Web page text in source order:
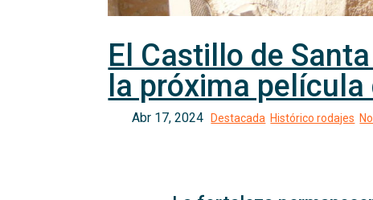
El Castillo de
la próxima